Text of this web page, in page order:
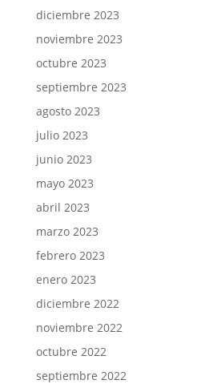
diciembre 2023
noviembre 2023
octubre 2023
septiembre 2023
agosto 2023
julio 2023
junio 2023
mayo 2023
abril 2023
marzo 2023
febrero 2023
enero 2023
diciembre 2022
noviembre 2022
octubre 2022
septiembre 2022